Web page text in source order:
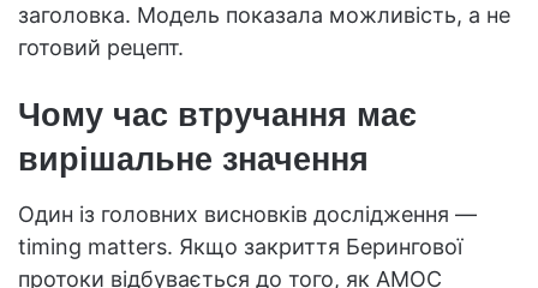
заголовка. Модель показала можливість, а не
готовий рецепт.
Чому час втручання має
вирішальне значення
Один із головних висновків дослідження —
timing matters. Якщо закриття Берингової
протоки відбувається до того, як AMOC